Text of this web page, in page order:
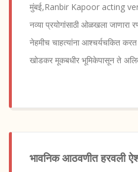
मुंबई,Ranbir Kapoor acting
नव्या प्रयोगांसाठी ओळखला
नेहमीच चाहत्यांना आश्चर्यचकित करत
खोडकर मूकबधीर भूमिकेपासून ते
भावनिक आठवणीत हरवली